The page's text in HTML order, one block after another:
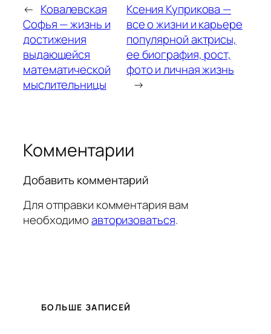
← Ковалевская
Софья — жизнь и
достижения
выдающейся
математической
мыслительницы
Ксения Куприкова —
все о жизни и карьере
популярной актрисы,
ее биография, рост,
фото и личная жизнь
→
Комментарии
Добавить комментарий
Для отправки комментария вам
необходимоавторизоваться.
БОЛЬШЕ ЗАПИСЕЙ